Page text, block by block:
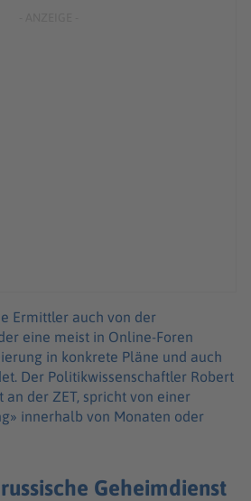
Ermittler auch von der
eine meist in Online-Foren
in konkrete Pläne und auch
Der Politikwissenschaftler Robert
an der ZET, spricht von einer
innerhalb von Monaten oder
Geheimdienst